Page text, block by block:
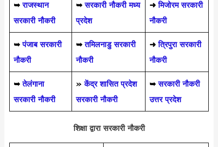
➥ राजस्थान
सरकारी नौकरी
➥सरकारी नौकरी मध्य
प्रदेश
➜मिजोरम सरकारी
नौकरी
➥ पंजाब सरकारी
नौकरी
➥ तमिलनाडु सरकारी
नौकरी
➜ त्रिपुरा सरकारी
नौकरी
➥तेलंगाना
सरकारी नौकरी
»केंद्र शासित प्रदेश
सरकारी नौकरी
➥ सरकारी नौकरी
उत्तर प्रदेश
शिक्षा द्वारा सरकारी नौकरी